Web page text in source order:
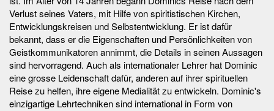
Verlust seines Vaters, mit Hilfe von spiritistischen Kirchen,
Entwicklungskreisen und Selbstentwicklung. Er ist dafür
bekannt, dass er die Eigenschaften und Persönlichkeiten von
Geistkommunikatoren annimmt, die Details in seinen Aussagen
sind hervorragend. Auch als internationaler Lehrer hat Dominic
eine grosse Leidenschaft dafür, anderen auf ihrer spirituellen
Reise zu helfen, ihre eigene Medialität zu entwickeln. Dominic's
einzigartige Lehrtechniken sind international in Form von